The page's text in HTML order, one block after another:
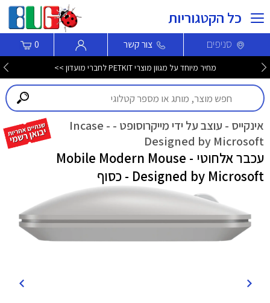
כל הקטגוריות
סניפים צור קשר 0
מחיר מיוחד על מגוון מוצרי PETKIT לחברי מועדון >>
אינקייס - עוצב על ידי מייקרוסופט - Incase -
Designed by Microsoft
עכבר אלחוטי Mobile Modern Mouse -
Designed by Microsoft - כסוף